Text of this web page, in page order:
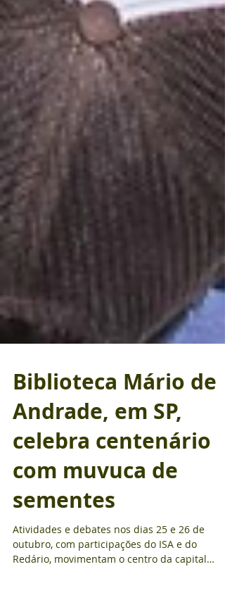
Biblioteca Mário de
Andrade, em SP,
celebra centenário
com muvuca de
sementes